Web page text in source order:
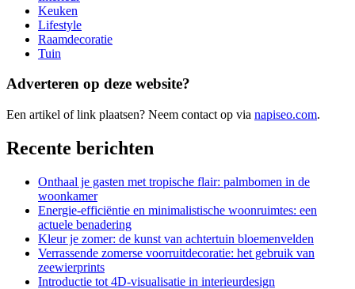
Keuken
Lifestyle
Raamdecoratie
Tuin
Adverteren op deze website?
Een artikel of link plaatsen? Neem contact op via napiseo.com.
Recente berichten
Onthaal je gasten met tropische flair: palmbomen in de
woonkamer
Energie-efficiëntie en minimalistische woonruimtes: een
actuele benadering
Kleur je zomer: de kunst van achtertuin bloemenvelden
Verrassende zomerse voorruitdecoratie: het gebruik van
zeewierprints
Introductie tot 4D-visualisatie in interieurdesign